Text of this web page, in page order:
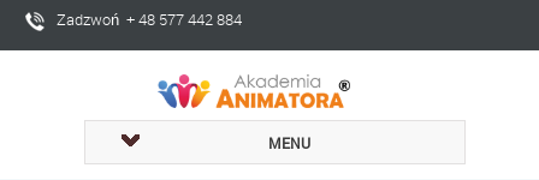
Zadzwoń + 48 577 442 884
MENU